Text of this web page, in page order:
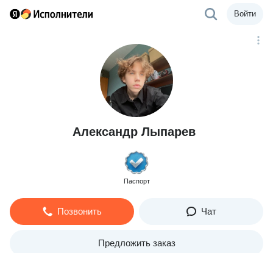
Войти
Александр Лыпарев
Паспорт
Позвонить Чат
Предложить заказ